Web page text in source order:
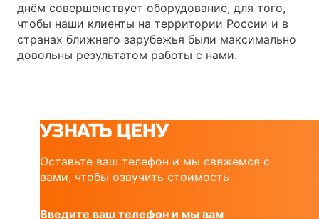
днём совершенствует оборудование, для того,
чтобы наши клиенты на территории России и в
странах ближнего зарубежья были максимально
довольны результатом работы с нами.
УЗНАТЬ ЦЕНУ
Оставьте ваш телефон и мы свяжемся с
вами, чтобы озвучить стоимость
Введите ваш телефон и мы вам